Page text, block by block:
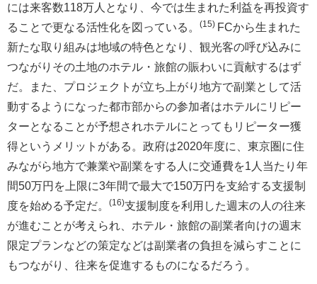
には来客数118万人となり、今では生まれた利益を再投資す
ることで更なる活性化を図っている。
(15) FCから生まれた
新たな取り組みは地域の特色となり、観光客の呼び込みに
つながりその土地のホテル・旅館の賑わいに貢献するはず
だ。また、プロジェクトが立ち上がり地方で副業として活
動するようになった都市部からの参加者はホテルにリピー
ターとなることが予想されホテルにとってもリピーター獲
得というメリットがある。政府は2020年度に、東京圏に住
みながら地方で兼業や副業をする人に交通費を1人当たり年
間50万円を上限に3年間で最大で150万円を支給する支援制
度を始める予定だ。
(16)支援制度を利用した週末の人の往来
が進むことが考えられ、ホテル・旅館の副業者向けの週末
限定プランなどの策定などは副業者の負担を減らすことに
もつながり、往来を促進するものになるだろう。